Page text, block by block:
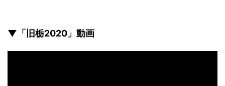
▼「旧栃2020」動画